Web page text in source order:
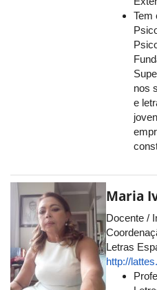
Tem
nos
e
Maria
Docente /
Letras
http://